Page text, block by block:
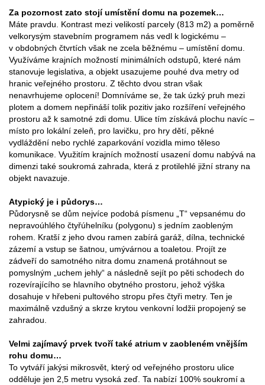
Za pozornost zato stojí umístění domu na pozemek…
Máte pravdu. Kontrast mezi velikostí parcely (813 m2) a poměrně
velkorysým stavebním programem nás vedl k logickému –
v obdobných čtvrtích však ne zcela běžnému – umístění domu.
Využíváme krajních možností minimálních odstupů, které nám
stanovuje legislativa, a objekt usazujeme pouhé dva metry od
hranic veřejného prostoru. Z těchto dvou stran však
nenavrhujeme oplocení! Domníváme se, že tak úzký pruh mezi
plotem a domem nepřináší tolik pozitiv jako rozšíření veřejného
prostoru až k samotné zdi domu. Ulice tím získává plochu navíc –
místo pro lokální zeleň, pro lavičku, pro hry dětí, pěkné
vydláždění nebo rychlé zaparkování vozidla mimo těleso
komunikace. Využitím krajních možností usazení domu nabývá na
dimenzi také soukromá zahrada, která z protilehlé jižní strany na
objekt navazuje.
Atypický je i půdorys…
Půdorysně se dům nejvíce podobá písmenu „T“ vepsanému do
nepravoúhlého čtyřúhelníku (polygonu) s jedním zaobleným
rohem. Kratší z jeho dvou ramen zabírá garáž, dílna, technické
zázemí a vstup se šatnou, umývárnou a toaletou. Projít ze
zádveří do samotného nitra domu znamená protáhnout se
pomyslným „uchem jehly“ a následně sejít po pěti schodech do
rozevírajícího se hlavního obytného prostoru, jehož výška
dosahuje v hřebeni pultového stropu přes čtyři metry. Ten je
maximálně vzdušný a skrze krytou venkovní lodžii propojený se
zahradou.
Velmi zajímavý prvek tvoří také atrium v zaobleném vnějším
rohu domu…
To vytváří jakýsi mikrosvět, který od veřejného prostoru ulice
odděluje jen 2,5 metru vysoká zeď. Ta nabízí 100% soukromí a